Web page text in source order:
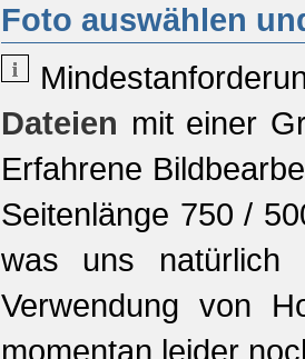
Foto auswählen
Dateien mit einer
Erfahrene
Seitenlänge 750 /
was uns natürlich
Verwendung von
momentan leider